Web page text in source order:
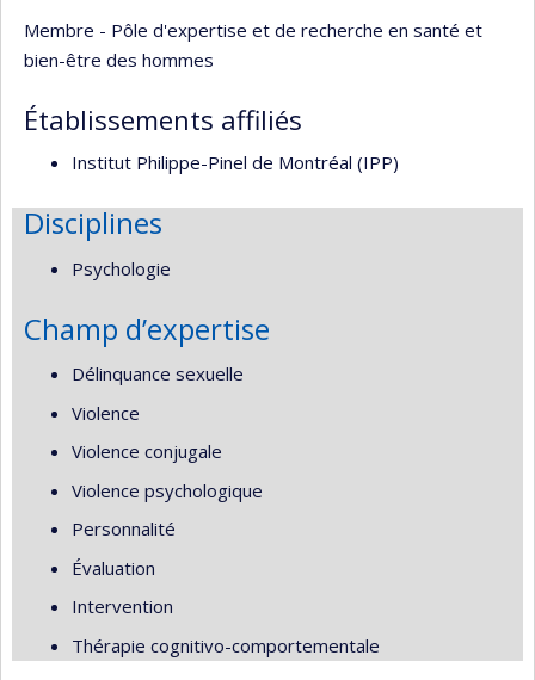
Membre - Pôle d'expertise et de recherche en santé et
bien-être des hommes
Établissements affiliés
Institut Philippe-Pinel de Montréal (IPP)
Disciplines
Psychologie
Champ d’expertise
Délinquance sexuelle
Violence
Violence conjugale
Violence psychologique
Personnalité
Évaluation
Intervention
Thérapie cognitivo-comportementale